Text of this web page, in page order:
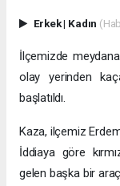
Erkek| Kadın
İlçemizde
olay yerinden
başlatıldı.
Kaza, ilçemiz
İddiaya göre
gelen başka bir